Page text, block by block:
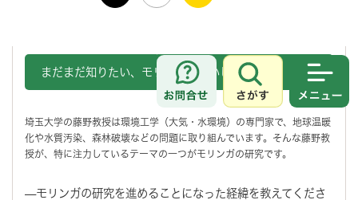
お問合せ
さがす
く、スーパーフードとしても注目されているモリンガの魅力を、埼玉大
まだまだ知りたい、モリンガのおいしい話！
埼玉大学の藤野教授は環境工学（大気・水環境）の専門家で、地球温暖
化や水質汚染、森林破壊などの問題に取り組んでいます。そんな藤野教
授が、特に注力しているテーマの一つがモリンガの研究です。
—モリンガの研究を進めることになった経緯を教えてくださ